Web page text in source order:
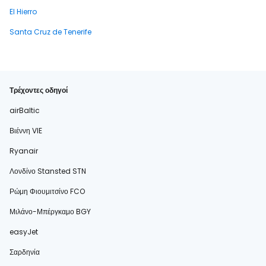
El Hierro
Santa Cruz de Tenerife
Τρέχοντες οδηγοί
airBaltic
Βιέννη VIE
Ryanair
Λονδίνο Stansted STN
Ρώμη Φιουμιτσίνο FCO
Μιλάνο-Μπέργκαμο BGY
easyJet
Σαρδηνία